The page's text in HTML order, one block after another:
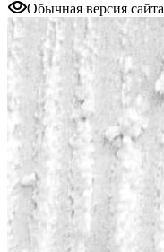
Обычная версия сайта